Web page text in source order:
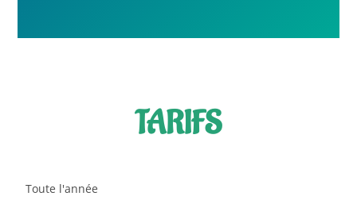
TARIFS
Toute l'année